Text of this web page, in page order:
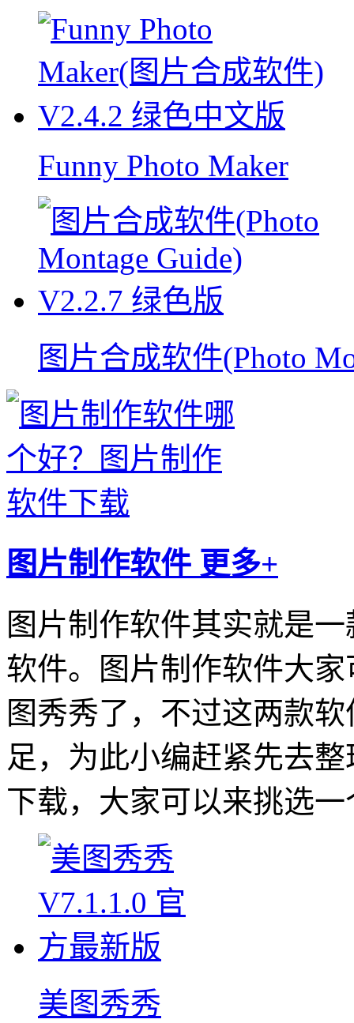
Funny Photo Maker
图片合成软件(Photo
图片制作软件 更多+
图片制作软件其实就是
软件。图片制作软件大
图秀秀了，不过这两款
足，为此小编赶紧先去
下载，大家可以来挑选
美图秀秀